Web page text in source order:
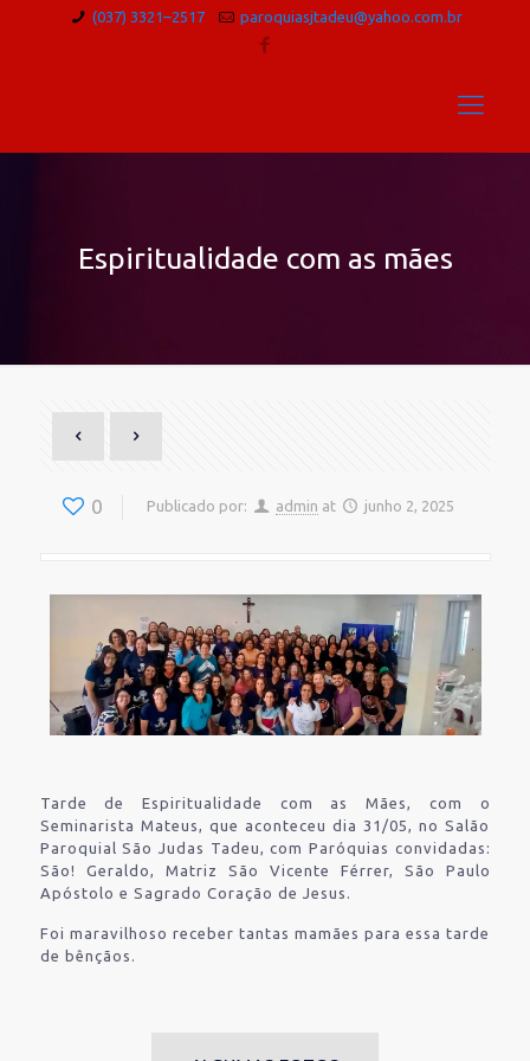
(037) 3321–2517 paroquiasjtadeu@yahoo.com.br
Espiritualidade com as mães
0 Publicado por: admin at junho 2, 2025
Tarde de Espiritualidade com as Mães, com o
Seminarista Mateus, que aconteceu dia 31/05, no Salão
Paroquial São Judas Tadeu, com Paróquias convidadas:
São! Geraldo, Matriz São Vicente Férrer, São Paulo
Apóstolo e Sagrado Coração de Jesus.
Foi maravilhoso receber tantas mamães para essa tarde
de bênçãos.